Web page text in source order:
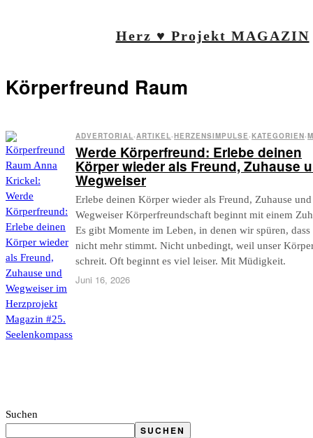
Herz ♥ Projekt MAGAZIN
Körperfreund Raum
ADVERTORIAL·ARTIKEL·HERZENSIMPULSE·KATEGORIEN·
Werde Körperfreund: Erlebe deinen
Körper wieder als Freund, Zuhause
Wegweiser
Erlebe deinen Körper wieder als Freund, Zuhause und
Wegweiser Körperfreundschaft beginnt mit einem
Es gibt Momente im Leben, in denen wir spüren, dass
nicht mehr stimmt. Nicht unbedingt, weil unser
schreit. Oft beginnt es viel leiser. Mit Müdigkeit.
Juni 16, 2026
Suchen
SUCHEN